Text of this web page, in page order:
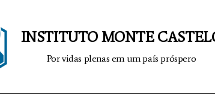
INSTITUTO MONTE
Por vidas plenas em um país próspero